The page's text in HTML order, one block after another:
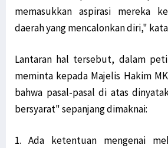
memasukkan aspirasi mereka
daerah yang mencalonkan diri,"
Lantaran hal tersebut, dalam
meminta kepada Majelis Hakim
bahwa pasal-pasal di atas
bersyarat" sepanjang dimaknai:
1. Ada ketentuan mengenai